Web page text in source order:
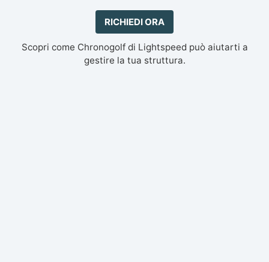
RICHIEDI ORA
Scopri come Chronogolf di Lightspeed può aiutarti a
gestire la tua struttura.